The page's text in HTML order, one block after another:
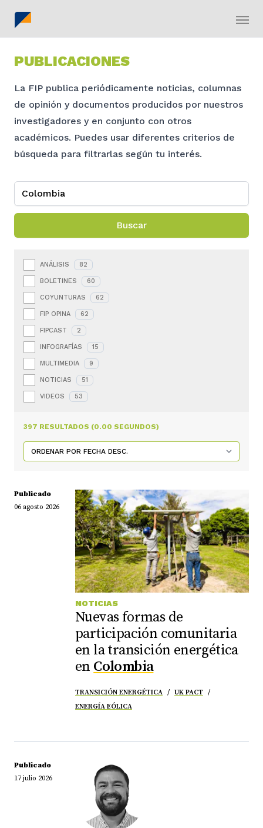
PUBLICACIONES
La FIP publica periódicamente noticias, columnas
de opinión y documentos producidos por nuestros
investigadores y en conjunto con otros
académicos. Puedes usar diferentes criterios de
búsqueda para filtrarlas según tu interés.
Buscar
ANÁLISIS 82
BOLETINES 60
COYUNTURAS 62
FIP OPINA 62
FIPCAST 2
INFOGRAFÍAS 15
MULTIMEDIA 9
NOTICIAS 51
VIDEOS 53
397 RESULTADOS (0.00 SEGUNDOS)
Publicado
06 agosto 2026
NOTICIAS
Nuevas formas de
participación comunitaria
en la transición energética
en Colombia
TRANSICIÓN ENERGÉTICA
UK PACT
ENERGÍA EÓLICA
Publicado
17 julio 2026